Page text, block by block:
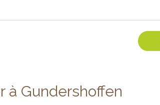
à Gundershoffen